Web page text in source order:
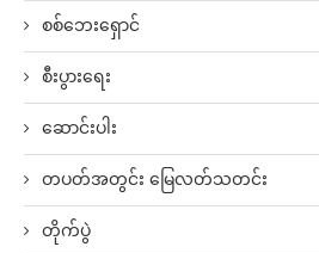
စစ်ဘေးရှောင်
စီးပွားရေး
ဆောင်းပါး
တပတ်အတွင်း မြေလတ်သတင်း
တိုက်ပွဲ